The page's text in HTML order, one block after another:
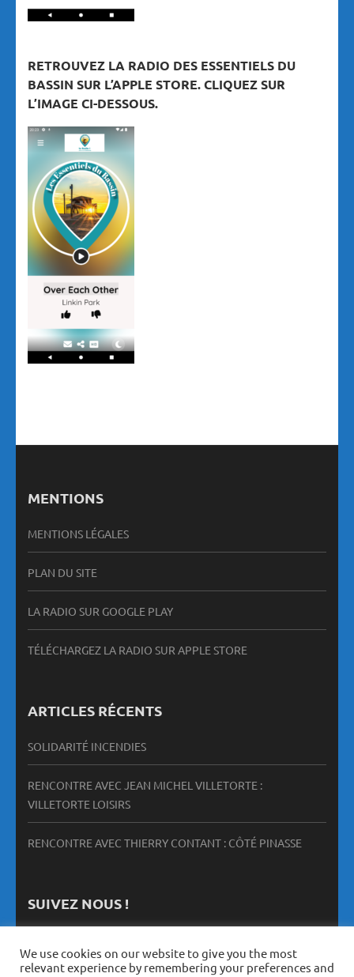
RETROUVEZ LA RADIO DES ESSENTIELS DU
BASSIN SUR L’APPLE STORE. CLIQUEZ SUR
L’IMAGE CI-DESSOUS.
MENTIONS
MENTIONS LÉGALES
PLAN DU SITE
LA RADIO SUR GOOGLE PLAY
TÉLÉCHARGEZ LA RADIO SUR APPLE STORE
ARTICLES RÉCENTS
SOLIDARITÉ INCENDIES
RENCONTRE AVEC JEAN MICHEL VILLETORTE :
VILLETORTE LOISIRS
RENCONTRE AVEC THIERRY CONTANT : CÔTÉ PINASSE
SUIVEZ NOUS !
We use cookies on our website to give you the most
relevant experience by remembering your preferences and